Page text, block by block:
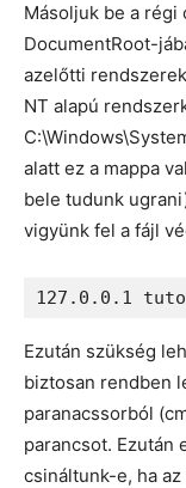
Másoljuk be a
DocumentRoot-
azelőtti
NT alapú
alatt ez a mappa
bele tudunk
vigyünk fel a fájl
Ezután szükség
biztosan rendben
paranacssorból
parancsot. Ezután
csináltunk-e, ha